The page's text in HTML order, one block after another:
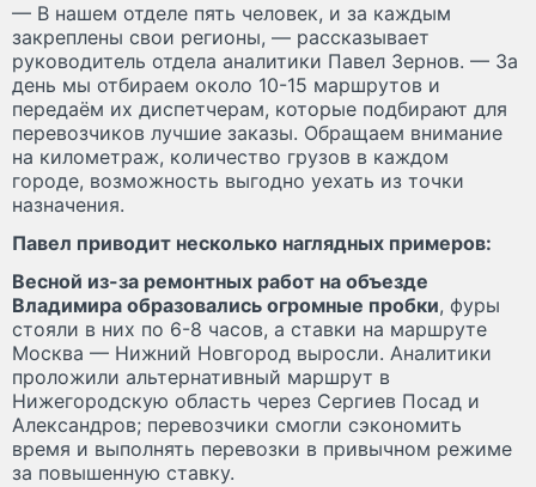
— В нашем отделе пять человек, и за каждым
закреплены свои регионы, — рассказывает
руководитель отдела аналитики Павел Зернов. — За
день мы отбираем около 10-15 маршрутов и
передаём их диспетчерам, которые подбирают для
перевозчиков лучшие заказы. Обращаем внимание
на километраж, количество грузов в каждом
городе, возможность выгодно уехать из точки
назначения.
Павел приводит несколько наглядных примеров:
Весной из-за ремонтных работ на объезде
Владимира образовались огромные пробки, фуры
стояли в них по 6-8 часов, а ставки на маршруте
Москва — Нижний Новгород выросли. Аналитики
проложили альтернативный маршрут в
Нижегородскую область через Сергиев Посад и
Александров; перевозчики смогли сэкономить
время и выполнять перевозки в привычном режиме
за повышенную ставку.